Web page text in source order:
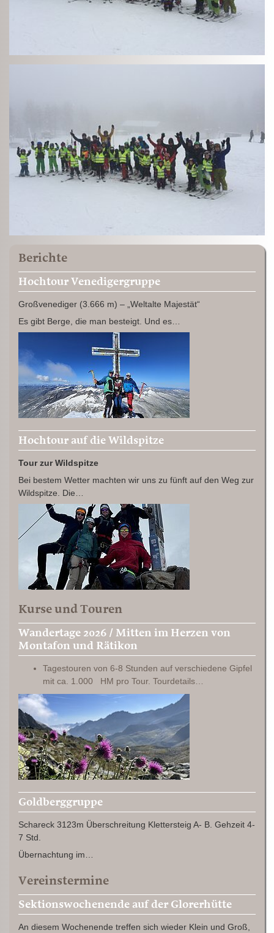
Berichte
Hochtour Venedigergruppe
Großvenediger (3.666 m) – „Weltalte Majestät“
Es gibt Berge, die man besteigt. Und es…
Hochtour auf die Wildspitze
Tour zur Wildspitze
Bei bestem Wetter machten wir uns zu fünft auf den Weg zur
Wildspitze. Die…
Kurse und Touren
Wandertage 2026 / Mitten im Herzen von
Montafon und Rätikon
Tagestouren von 6-8 Stunden auf verschiedene Gipfel
mit ca. 1.000 HM pro Tour. Tourdetails…
Goldberggruppe
Schareck 3123m Überschreitung Klettersteig A- B. Gehzeit 4-
7 Std.
Übernachtung im…
Vereinstermine
Sektionswochenende auf der Glorerhütte
An diesem Wochenende treffen sich wieder Klein und Groß,